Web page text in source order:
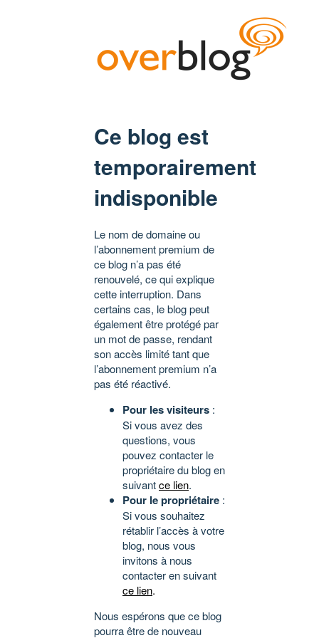
Ce blog est
temporairement
indisponible
Le nom de domaine ou
l’abonnement premium de
ce blog n’a pas été
renouvelé, ce qui explique
cette interruption. Dans
certains cas, le blog peut
également être protégé par
un mot de passe, rendant
son accès limité tant que
l’abonnement premium n’a
pas été réactivé.
Pour les visiteurs :
Si vous avez des
questions, vous
pouvez contacter le
propriétaire du blog en
suivantce lien.
Pour le propriétaire :
Si vous souhaitez
rétablir l’accès à votre
blog, nous vous
invitons à nous
contacter en suivant
ce lien.
Nous espérons que ce blog
pourra être de nouveau